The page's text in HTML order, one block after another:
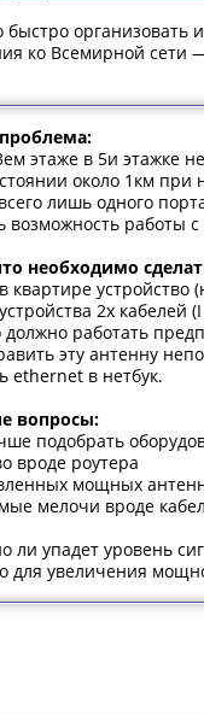
быстро организовать
ко Всемирной сети
этаже в 5и этажке
около 1км при
лишь одного
возможность работы
необходимо
квартире
2х
должно работать
эту антенну
ethernet в нетбук.
вопросы:
подобрать
вроде роутера
мощных
мелочи вроде
ли упадет уровень
для увеличения